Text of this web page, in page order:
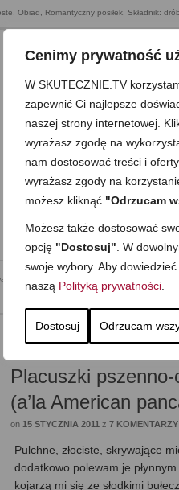
Cenimy prywatność
W SKUTECZNIE.TV
zapewnić Ci najlepsze
naszej strony internetowej.
wyrażasz zgodę na
nam dostosować treści i
wyrażasz zgody na
możesz kliknąć "Odrzucam
Możesz także dostosować
opcję "Dostosuj" . W
swoje wybory. Aby
naszą Polityką prywatności
Dostosuj Odrzucam
, Obiad, Romantyczny posiłek, Składnik: drób
Prosta sałatka z
cynamonowym
16 STYCZNIA 2011 BRAK
Cieniutko skrojona kapusta, a
siekane migdały, skąpane
sosiku… Określiłabym ją
lekka i prosta w
z …Zobacz więcej…
gości
Placuszki
(a’la American
on 15 STYCZNIA 2011 z7 KOMENTARZY
Pulchne, złociste, skrywające
dodatkowo polewam je
kojarzą mi się ze słodkimi